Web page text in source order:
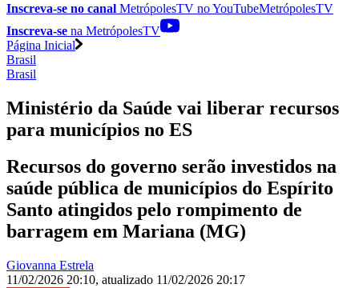
Inscreva-se no canal MetrópolesTV noYouTubeMetrópolesTV
Inscreva-se na MetrópolesTV
Página Inicial
Brasil
Brasil
Ministério da Saúde vai liberar recursos
para municípios no ES
Recursos do governo serão investidos na
saúde pública de municípios do Espírito
Santo atingidos pelo rompimento de
barragem em Mariana (MG)
Giovanna Estrela
11/02/2026 20:10, atualizado 11/02/2026 20:17